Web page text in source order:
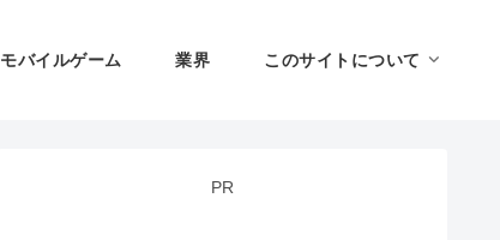
モバイルゲーム 業界 このサイトについて
PR